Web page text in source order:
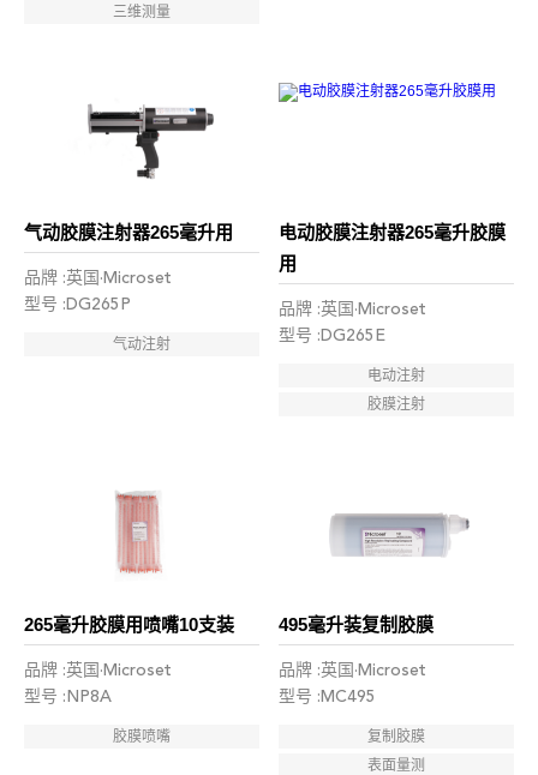
三维测量
气动胶膜注射器265毫升用
品牌 :英国·Microset
型号 :DG265P
气动注射
电动胶膜注射器265毫升胶膜
用
品牌 :英国·Microset
型号 :DG265E
电动注射
胶膜注射
265毫升胶膜用喷嘴10支装
品牌 :英国·Microset
型号 :NP8A
胶膜喷嘴
495毫升装复制胶膜
品牌 :英国·Microset
型号 :MC495
复制胶膜
表面量测